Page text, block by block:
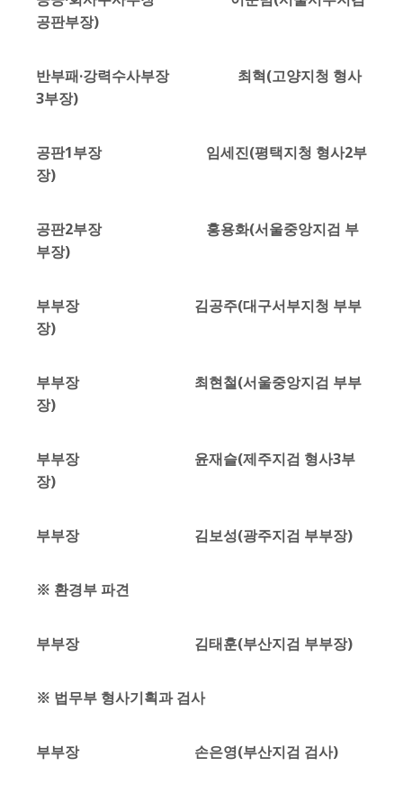
공판부장)
반부패·강력수사부장 최혁(고양지청 형사
3부장)
공판1부장 임세진(평택지청 형사2부
장)
공판2부장 홍용화(서울중앙지검 부
부장)
부부장 김공주(대구서부지청 부부
장)
부부장 최현철(서울중앙지검 부부
장)
부부장 윤재슬(제주지검 형사3부
장)
부부장 김보성(광주지검 부부장)
※ 환경부 파견
부부장 김태훈(부산지검 부부장)
※ 법무부 형사기획과 검사
부부장 손은영(부산지검 검사)